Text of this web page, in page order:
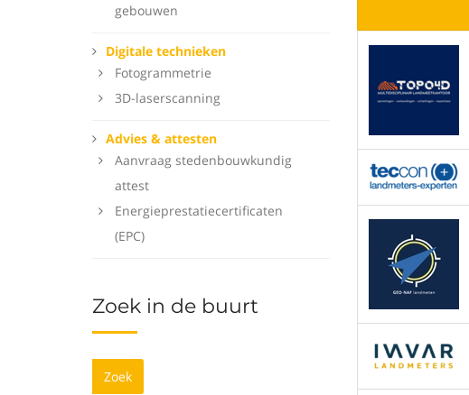
gebouwen
Digitale technieken
Fotogrammetrie
3D-laserscanning
Advies & attesten
Aanvraag stedenbouwkundig
attest
Energieprestatiecertificaten
(EPC)
Zoek in de buurt
Zoek